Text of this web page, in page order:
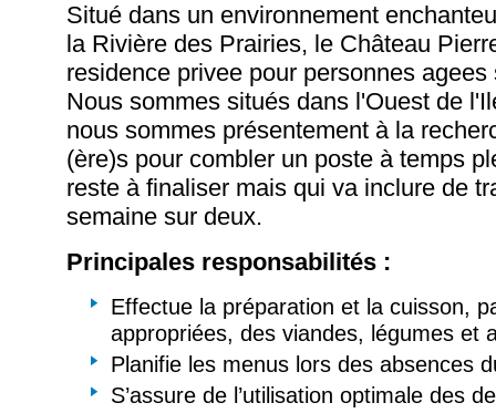
Situé dans un environnement
la Rivière des Prairies, le Château
residence privee pour personnes
Nous sommes situés dans l'Ouest de
nous sommes présentement à la
(ère)s pour combler un poste à temps
reste à finaliser mais qui va inclure de
semaine sur deux.
Principales responsabilités :
Effectue la préparation et la cuisson,
appropriées, des viandes, légumes et
Planifie les menus lors des absences
S’assure de l’utilisation optimale des